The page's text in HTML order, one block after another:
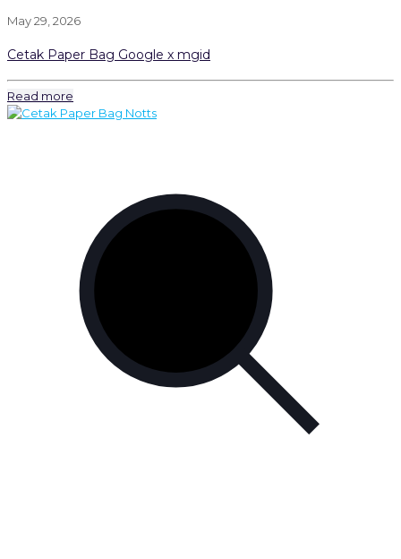
May 29, 2026
Cetak Paper Bag Google x mgid
Read more